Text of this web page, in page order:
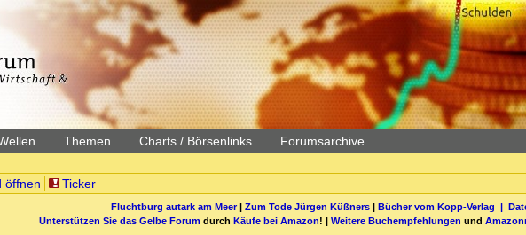
Themen Charts / Börsenlinks Forumsarchive
öffnen Ticker
Fluchtburg autark am Meer| Zum Tode Jürgen Küßners| Bücher vom Kopp-Verlag |
Unterstützen Sie das Gelbe Forum durch Käufe bei Amazon! | Weitere Buchempfehlungen und